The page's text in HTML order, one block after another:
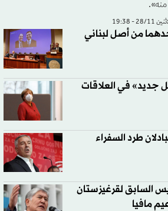
28/11 - 19:38
من أصل لبناني
جديد» في العلاقات
طرد السفراء
السابق لقرغيزستان
مافيا